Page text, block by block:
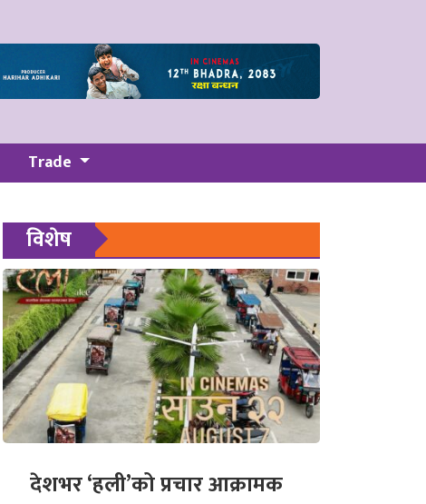
Trade
विशेष
देशभर ‘हली’को प्रचार आक्रामक